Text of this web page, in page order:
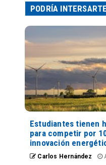
PODRÍA INTERSARTE
Estudiantes tienen
para competir por
innovación
Carlos Hernández